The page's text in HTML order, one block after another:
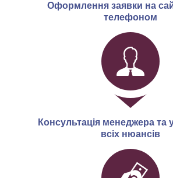
Оформлення заявки на
телефоном
Консультація менеджера та
всіх нюансів